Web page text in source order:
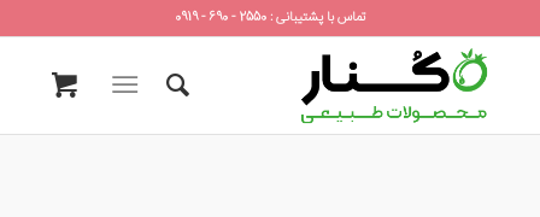
تماس با پشتیبانی : 2550 - 690 - 0919